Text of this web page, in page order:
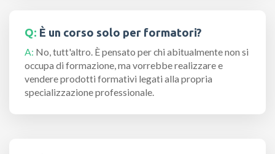
Q: È un corso solo per formatori?
A: No, tutt'altro. È pensato per chi abitualmente non si
occupa di formazione, ma vorrebbe realizzare e
vendere prodotti formativi legati alla propria
specializzazione professionale.